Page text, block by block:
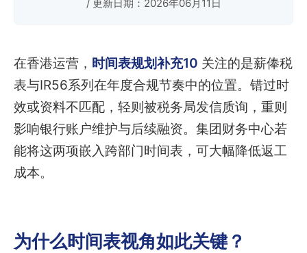
/ 更新日期：2026年06月11日
在香港运营， 时间表规划补充10 关注的是薪俸税
表与IR56系列在年度合规节奏中的位置。错过时
效或资料不匹配，轻则被税务局发信质询，重则
影响银行账户维护与后续融资。集团财务中心若
能将这两项嵌入跨部门时间表，可大幅降低返工
成本。
为什么时间表视角如此关键？